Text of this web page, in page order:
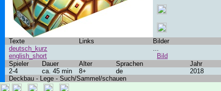
Texte Links
Bilder
deutsch_kurz
english_short
...
Bild
Spieler
Dauer Alter Sprachen
Jahr
2-4
ca. 45 min 8+ de
2018
Deckbau - Lege - Such/Sammel/schauen